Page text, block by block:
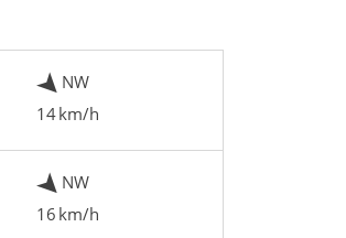
NW
14 km/h
NW
16 km/h